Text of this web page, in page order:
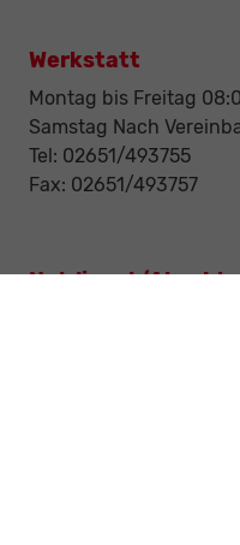
Werkstatt
Montag bis Freitag
Samstag Nach
Tel: 02651/493755
Fax: 02651/493757
Notdienst/